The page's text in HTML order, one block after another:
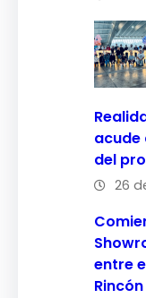
acude
del
26
entre
Rincón